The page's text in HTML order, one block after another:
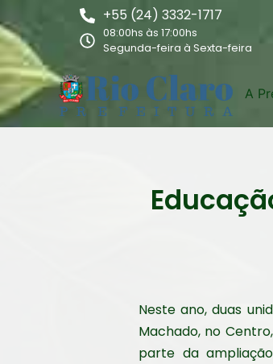
+55 (24) 3332-1717
08:00hs às 17:00hs
Segunda-feira à Sexta-feira
A
Neste ano, duas
Machado, no
parte da